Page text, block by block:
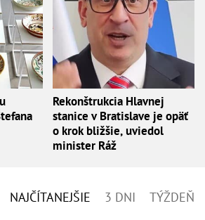
Rekonštrukcia Hlavnej
stanice v Bratislave je opäť
o krok bližšie, uviedol
minister Ráž
NAJČÍTANEJŠIE 3 DNI TÝŽDEŇ